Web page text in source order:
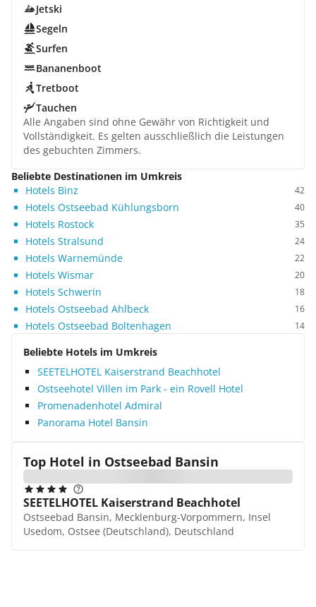
Jetski
Segeln
Surfen
Bananenboot
Tretboot
Tauchen
Alle Angaben sind ohne Gewähr von Richtigkeit und
Vollständigkeit. Es gelten ausschließlich die Leistungen
des gebuchten Zimmers.
Beliebte Destinationen im Umkreis
Hotels Binz
42
Hotels Ostseebad Kühlungsborn 40
Hotels Rostock 35
Hotels Stralsund 24
Hotels Warnemünde 22
Hotels Wismar 20
Hotels Schwerin 18
Hotels Ostseebad Ahlbeck 16
Hotels Ostseebad Boltenhagen 14
Beliebte Hotels im Umkreis
SEETELHOTEL Kaiserstrand Beachhotel
Ostseehotel Villen im Park - ein Rovell Hotel
Promenadenhotel Admiral
Panorama Hotel Bansin
Top Hotel in Ostseebad Bansin
SEETELHOTEL Kaiserstrand Beachhotel
Ostseebad Bansin, Mecklenburg-Vorpommern, Insel
Usedom, Ostsee (Deutschland), Deutschland